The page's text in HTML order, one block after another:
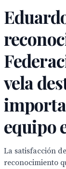
vela
equipo
La satisfacción
reconocimiento